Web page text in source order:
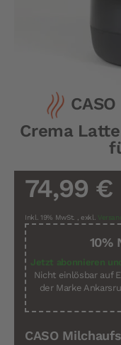
Bildergalerie
Crema
74,99 €
Inkl. 19% MwSt. , exkl.
10%
Jetzt abonnieren
Nicht einlösbar auf
der Marke
CASO